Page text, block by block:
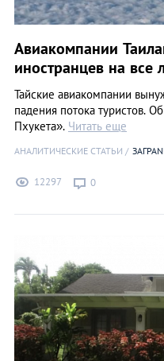
Авиакомпании
иностранцев на все
Тайские авиакомпании
падения потока туристов.
Пхукета». Читать еще
АНАЛИТИЧЕСКИЕ СТАТЬИ
12297 0